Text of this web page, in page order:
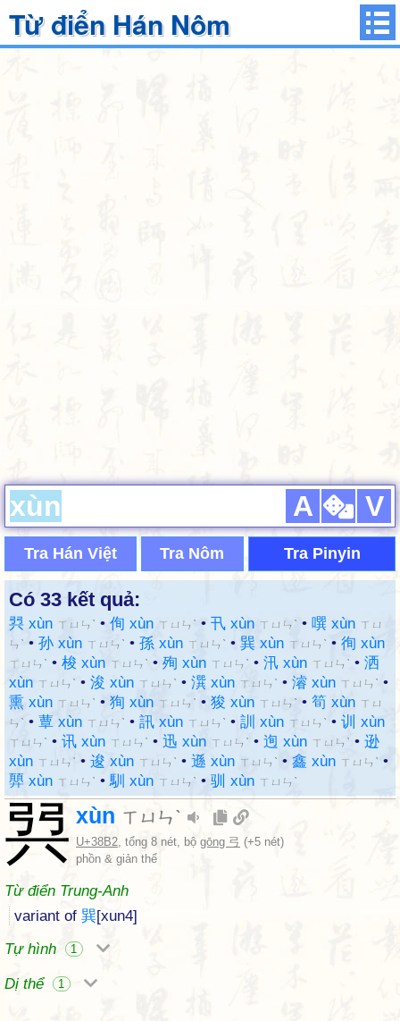
Từ điển Hán Nôm
A V
Tra Hán Việt Tra Nôm Tra Pinyin
Có 33 kết quả:
㢲 xùn ㄒㄩㄣˋ • 侚 xùn ㄒㄩㄣˋ • 卂 xùn ㄒㄩㄣˋ • 噀 xùn ㄒㄩ
ㄣˋ • 孙 xùn ㄒㄩㄣˋ • 孫 xùn ㄒㄩㄣˋ • 巽 xùn ㄒㄩㄣˋ • 徇 xùn
ㄒㄩㄣˋ • 梭 xùn ㄒㄩㄣˋ • 殉 xùn ㄒㄩㄣˋ • 汛 xùn ㄒㄩㄣˋ • 洒
xùn ㄒㄩㄣˋ • 浚 xùn ㄒㄩㄣˋ • 潠 xùn ㄒㄩㄣˋ • 濬 xùn ㄒㄩㄣˋ •
熏 xùn ㄒㄩㄣˋ • 狥 xùn ㄒㄩㄣˋ • 狻 xùn ㄒㄩㄣˋ • 筍 xùn ㄒㄩ
ㄣˋ • 蕈 xùn ㄒㄩㄣˋ • 訊 xùn ㄒㄩㄣˋ • 訓 xùn ㄒㄩㄣˋ • 训 xùn
ㄒㄩㄣˋ • 讯 xùn ㄒㄩㄣˋ • 迅 xùn ㄒㄩㄣˋ • 迿 xùn ㄒㄩㄣˋ • 逊
xùn ㄒㄩㄣˋ • 逡 xùn ㄒㄩㄣˋ • 遜 xùn ㄒㄩㄣˋ • 鑫 xùn ㄒㄩㄣˋ •
顨 xùn ㄒㄩㄣˋ •馴 xùn ㄒㄩㄣˋ • 驯 xùn ㄒㄩㄣˋ
㢲 xùn ㄒㄩㄣˋ
U+38B2, tổng 8 nét, bộ gōng 弓 (+5 nét)
phồn & giản thể
Từ điển Trung-Anh
variant of 巽[xun4]
Tự hình
1
Dị thể 1